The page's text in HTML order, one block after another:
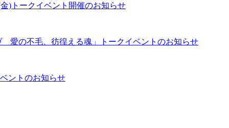
)トークイベント開催のお知らせ
愛の不毛、彷徨える魂」トークイベントのお知らせ
ントのお知らせ